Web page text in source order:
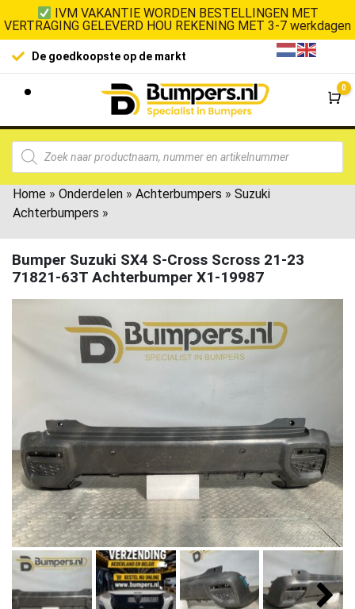
IVM VAKANTIE WORDEN BESTELLINGEN MET
VERTRAGING GELEVERD HOU REKENING MET 3-7 werkdagen
De goedkoopste op de markt
0
Home » Onderdelen » Achterbumpers » Suzuki
Achterbumpers »
Bumper Suzuki SX4 S-Cross Scross 21-23
71821-63T Achterbumper X1-19987